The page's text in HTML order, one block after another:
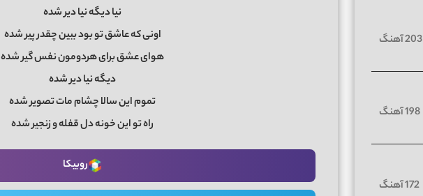
نیا دﻳﮕﻪ ﻧﻴﺎ دﻳﺮ ﺷﺪه
اوﻧﻰ ﻛﻪ ﻋﺎﺷﻖ ﺗﻮ ﺑﻮد ﺑﺒﻴﻦ ﭼﻘﺪر ﭘﻴﺮ ﺷﺪه
ﻫﻮای ﻋﺸﻖ ﺑﺮای ﻫﺮدوﻣﻮن ﻧﻔﺲ ﮔﻴﺮ ﺷﺪه
دﻳﮕﻪ ﻧﻴﺎ دﻳﺮ ﺷﺪه
ﺗﻤﻮم اﻳﻦ ﺳﺎﻟﺎ ﭼﺸﺎم ﻣﺎت ﺗﺼﻮﻳﺮ ﺷﺪه
راه ﺗﻮ اﻳﻦ ﺧﻮﻧﻪ دل ﻗﻔﻠﻪ و زﻧﺠﻴﺮ ﺷﺪه
روبیکا
203 آهنگ
198 آهنگ
172 آهنگ